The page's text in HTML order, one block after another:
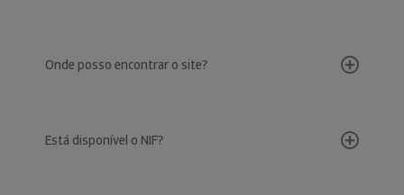
Onde posso encontrar o site?
Está disponível o NIF?